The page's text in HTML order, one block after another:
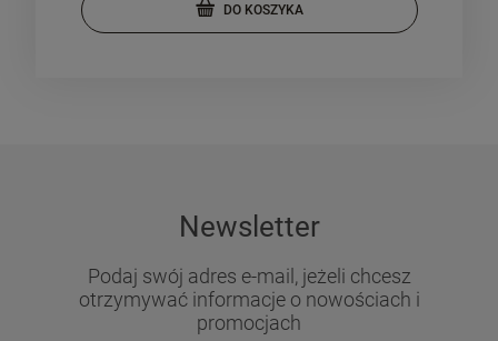
DO KOSZYKA
Newsletter
Podaj swój adres e-mail, jeżeli chcesz
otrzymywać informacje o nowościach i
promocjach